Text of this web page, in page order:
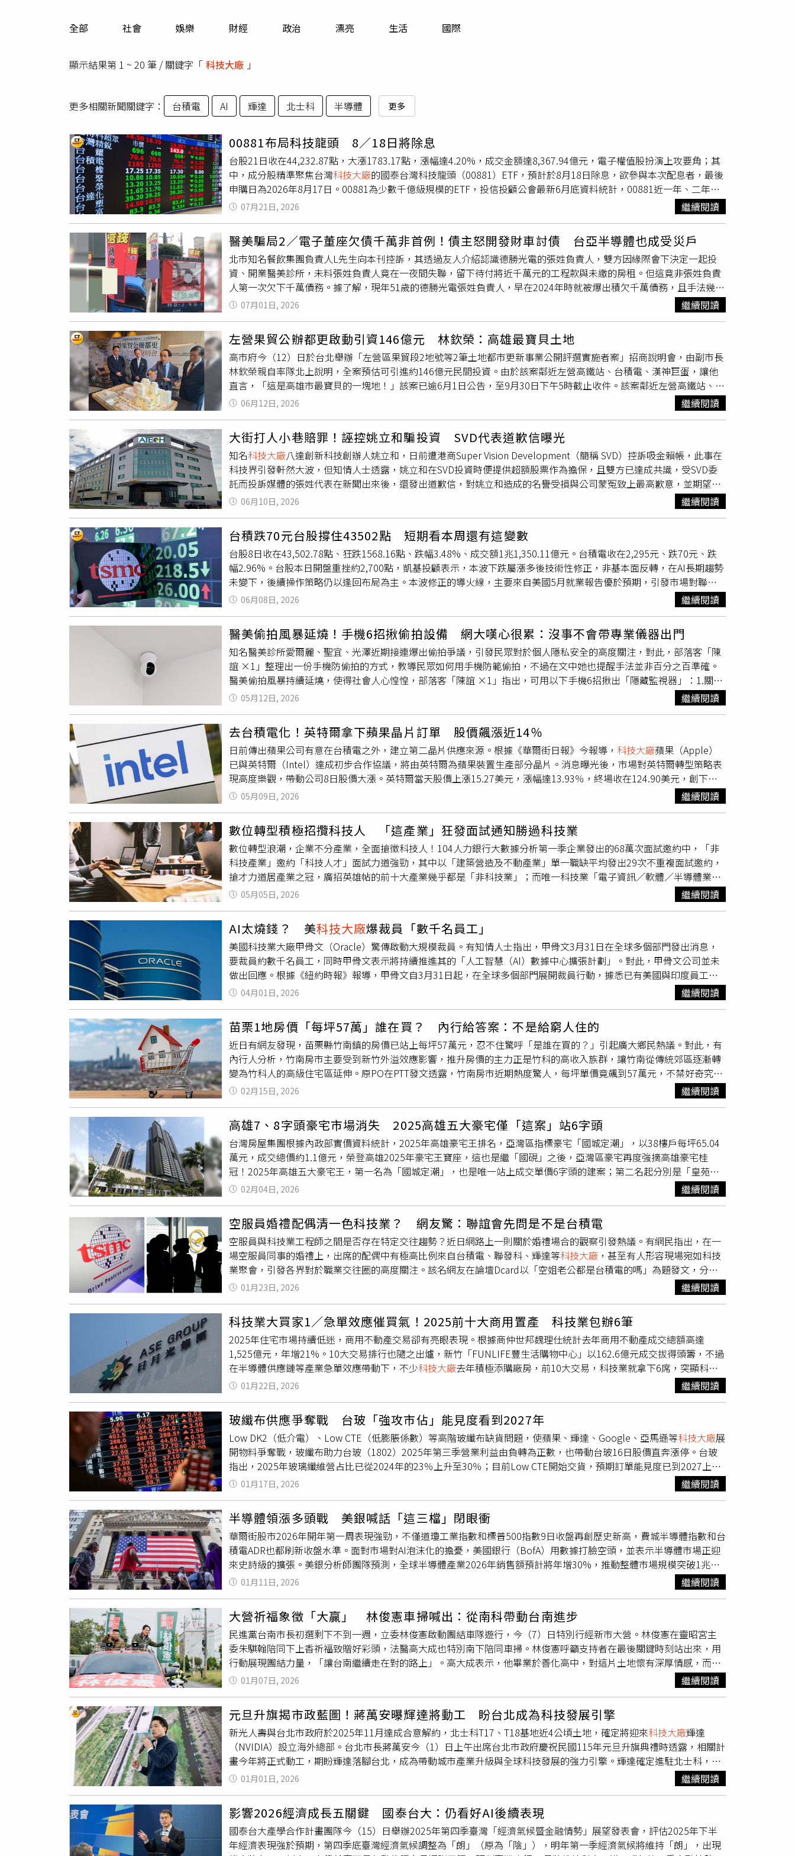
運勢
全部 社會 娛樂 財經 政治 漂亮 生活 國際
顯示結果第 1 ~ 20 筆 / 關鍵字「 科技大廠 」
更多相關新聞關鍵字： 台積電 AI 輝達 北士科 半導體 更多
00881布局科技龍頭 8／18日將除息
台股21日收在44,232.87點，大漲1783.17點，漲幅達4.20%，成交金額達8,367.94億元，電子權值股扮演上攻要角；其
中，成分股精準聚焦台灣科技大廠的國泰台灣科技龍頭（00881）ETF，預計於8月18日除息，欲參與本次配息者，最後
申購日為2026年8月17日。00881為少數千億級規模的ETF，投信投顧公會最新6月底資料統計，00881近一年、二年報
酬率分別為154.35%、154.17%，近三年為310.84%、近五年331.09%，展現長期投資實力。國泰投信表示，近期台股
波動持續放大，在AI產業趨勢不變下，建議可採取分批布局或定期定額策略，參與台股科技成長。國泰基金經理人蘇鼎
宇表示，近期台積電法說會二度上修全年資本支出至600億至640億美元，並宣布加碼投資美國亞利桑那州廠，反映全球
AI需求仍具結構性成長動能。以00881為例，基金聚焦台灣AI科技核心供應鏈，截止昨日（7/20）基金前五大持股分別
為台積電、聯發科、台達電、鴻海及聯電等科技龍頭，其中台積電占比42.2%、聯發科占比9.03%，兩者合計約51%。
00881共有30檔成分股，範疇完整涵蓋AI全鏈，從半導體先進製程、IC設計及AI伺服器都有相關，可望受惠全球AI基礎建
設及終端應用持續擴展帶來的長線商機。
07月21日, 2026 繼續閱讀
醫美騙局2／電子董座欠債千萬非首例！債主怒開發財車討債 台亞半導體也成受災戶
北市知名餐飲集團負責人L先生向本刊控訴，其透過友人介紹認識德勝光電的張姓負責人，雙方因緣際會下決定一起投
資、開業醫美診所，未料張姓負責人竟在一夜間失聯，留下待付將近千萬元的工程款與未繳的房租。但這竟非張姓負責
人第一次欠下千萬債務。據了解，現年51歲的德勝光電張姓負責人，早在2024年時就被爆出積欠千萬債務，且手法幾乎
雷同。張姓負責人與其副總張姓男子，2人以周轉不靈等藉口四處借錢，並打著德勝光電為上市公司，擁有股票等名
義，讓被害人安心借錢，事後還會開出支票以博取對方信任，孰料後續卻全部跳票。張姓董座欠下千萬債務後，有受害
人疑似雇人前往其工廠附近到處發放傳單。（圖／翻攝自臉書全台欠錢騙吃拐干黑名單）2024年間，被害人拿著被跳票
的支票怒向張姓負責人追討，但張男卻遲遲不出面，讓被害人氣得前往德勝光電發送「尋人傳單」，更將張姓負責人與
張姓副總的臉大圖輸出，製成海報貼在發財車上，配合大聲公前往其公司不斷宣傳，就是想讓張姓負責人與張姓副總出
面協商。債主憤怒表示，當初就是看在德勝光電為上市公司，財力穩定，才會放心借款300萬元給張姓負責人，雙方約
定1年後還清款項，如今對方卻拒絕出面也拒絕還債，還有被害人借款600萬元、1000萬元等款項給德勝光電，如今卻都
討不回來，只能怒持本票向法院聲請強制執行。臉書社團「全台欠錢騙吃拐干黑名單」上更到處可見憤怒的債主怒貼出
張姓負責人的照片與身分證等相關訊息，要張姓負責人「不要再躲了」、「新年最後一天，祝你明天生意還是失敗」、
「出門要注意，千萬要保重身體，不然大家都沒辦法跟你要債了，希望你要活久一點，身體健康！」。張姓董座不僅欠
下千萬債務，其也曾向台亞半導體下單訂購晶片，事後卻拒絕收貨、繳納貨款，讓台亞因此成為受災戶之一。（圖／翻
攝自Google Maps）而事後查詢德勝光電也可以發現，德勝光電2022年間向知名科技大廠台亞半導體採購，德勝以280
元價格向台亞購買4萬餘個晶片，並將晶片封裝加工於其所提供的特殊規格基板，後續陸續交貨7500餘個後，台亞多次
通知德勝應給付210萬元的貨款，卻遭對方拒絕，更拒絕受領7500個已製成之產品。而德勝光電當初對外宣傳強調的
「陶瓷電路載板」，德勝擁有技術可將原本凹凸不平的陶瓷板拋光磨平，延長載板壽命。但德勝在與台亞簽約當下，承
諾將提供844個基板，以讓台亞完成產品，實際上卻僅交付172個基板後便再無下文，讓台亞因遲遲無法拿到基板，無法
對訂製晶片封裝加工完成3萬個產品，受有預期利益840萬元的重大損失。對此，台亞半導體寄發存證信函給德勝光電
後，也對德勝光電提起損害賠償訴訟，要求德勝光電給付210萬元與840萬元的款項。桃園地院審理後，2025年判處德
勝光電應給付210萬元與840萬元款項，但德勝光電卻疑似至今仍未償還所拖欠的相關款項。7月1日，自稱為張姓負責人
委任律師徐睿謙指出，觀諸通篇報導之援引論據，多僅爆料人一面之詞，且內文所牽涉「欠租」、「積欠裝潢費」等相
關主張，業經臺灣臺北地方法院114年度北簡字第9310號判決認定合法租賃關係存在。是報導內有關「張姓負責人」未
按時支付房租及積欠裝潢費用、甚至透過黑道人士上門騷擾並要求新租客搬離等指控均與事實不符。
07月01日, 2026 繼續閱讀
左營果貿公辦都更啟動引資146億元 林欽榮：高雄最寶貝土地
高市府今（12）日於台北舉辦「左營區果貿段2地號等2筆土地都市更新事業公開評選實施者案」招商說明會，由副市長
林欽榮親自率隊北上說明，全案預估可引進約146億元民間投資。由於該案鄰近左營高鐵站、台積電、漢神巨蛋，讓他
直言，「這是高雄市最寶貝的一塊地！」該案已逾6月1日公告，至9月30日下午5時截止收件。該案鄰近左營高鐵站、台
積電、漢神巨蛋，讓林欽榮直言，「這是高雄市最寶貝的一塊地！」（圖／林榮芳攝）高市府廣邀全國優質開發團隊參
與投資，今日包括台北市不動產開發公會名譽理事長陳春銅，以及新潤、太子、大陸、豐邑、豐謙等建商都派代表出
開發潛力。今年度公辦都更簽約金額已達600億元，「左營果貿都更案」如成功招商可望達800億元規模。林欽榮致詞表
示，高雄市自2022年台積電6個廠進駐後出現較明顯翻轉，至今招商引資規模達1.14兆，帶動6.3萬個就業機會，這還不
包括房市帶來的效應；而高雄2020年至今已推有24個公辦都更案，引資逾2,832億元。隨著台積電等科技大廠 陸續進駐
北高雄半導體S廊帶，高階跨域人才需求持續成長。高市府成功爭取清大、陽明交大學研機構進駐左營，設立「國家重
點領域校際研教園區」，打造全台首座國家級產學研訓基地。為配合研教園區整體發展，高市府依都市計畫法規定，將
果貿段2地號及2-9地號劃定為都市更新地區，並於6月4日發布實施。 實施者除可分回2地號精華房地外，並可適用最高
1.5倍都市更新容積獎勵，提高整體開發效益。其中，2-9地號（研教園區C基地）須興建「研教園區第二會館暨多功能活
動中心」，並於完工後將房地分回市府，且須於申報開工後3年內完成建設；2地號則須落實三級品管制度，得採分期開
發方式辦理，並於申報開工後7年內完工。此外，實施者須捐贈80席公有停車位，並將基準容積10%的獎勵容積捐贈予
高雄市都市更新基金。高市府都發局長吳文彥補充表示，該基地2004年這塊地曾經要被標售，但因在地民眾有異議，之
後就一直維持空地；直到台積電進駐後，促進左營轉型翻新，才有這次的公辦都更案。該基地非常完整，周邊生活機能
完善。林欽榮也表示，該基地可看到美國學校，高樓可看到蓮池潭、半屏山，周邊還有清大、交大，5分鐘車程可抵達
高鐵、漢神巨蛋、新光三越，全案預估可以引進146億元民間投資。他直言，「這是高雄市最寶貝的一塊地！」
06月12日, 2026 繼續閱讀
大街打人小巷賠罪！誣控姚立和騙投資 SVD代表道歉信曝光
知名科技大廠八達創新科技創辦人姚立和，日前遭港商Super Vision Development（簡稱 SVD）控訴吸金賴帳，此事在
科技界引發軒然大波，但知情人士透露，姚立和在SVD投資時便提供超額股票作為擔保，且雙方已達成共識，受SVD委
託而投訴媒體的張姓代表在新聞出來後，還發出道歉信，對姚立和造成的名譽受損與公司蒙冤致上最高歉意，並期望同
心協力拓展事業、共創佳績。據了解，姚立和多年前與高中時期的夥伴周魯合創磐石電池，開發電動車電力系統，周魯
後擔任加州AC Propulsion總裁，ACP成為八達美國關係企業，在技轉Tesla、改裝BMW MiniE以及納智捷電動車專案計
劃上都扮演重要角色。知情人士提到，姚立和2011年決定擴大電動車三電核心元件（電池、馬達、電控）的量產規模，
砸下3000萬元美元在土城擴充鋰三元及磷酸鐵鋰電芯生產設備，並於中和設立電動車馬達及電控研發中心。同時期，姚
立和在陳姓台商的介紹下認識SVD楊姓董事，楊看上姚立和的專業背景和成果，對其事業表現高度興趣，雙方商議後決
定合資進軍大陸江西贛州，SVD投入446萬美元（約1億4000萬新台幣）成立電動車馬達生產線以及整車組裝廠。但進軍
計畫因政商原因而未能順利，八達與SVD在台北協商結束合作計畫，姚立和提供八達創新300萬股股票給楊，作為轉投資
或清償的擔保品，當時八達資產超過7億美元，300萬股股票市價逾3億台幣，十多年間都相安無事，近日卻因SVD內部
高層變動，楊因故解職，現任管理層認為財務交代不清，委託在台張姓代表向媒體控訴姚吸金騙投、避不見面。SVD在
台張姓代表在道歉函中，強調對姚立和成名譽損失與公司蒙冤致最高歉意，並盼能同心協力拓展事業共創佳績。（圖／
翻攝畫面）「姚董事長電話二十多年沒換過，而且公司就在那，怎麼可能神隱。」知情人士氣憤表示，姚立和在新聞發
布前一天接到張的電話，兩人當日便見面並達成共識，沒想到隔天就出現報導，連一向乾淨「不沾鍋」的前立委、姚立
和胞弟姚立明都被拉下水。眼見事情越演越烈，張姓代表連連向姚立和致歉，並發出道歉信，強調他與當年此案SVD公
司代表人楊董事求證後，得知報導內容並未詳盡說明雙方合資過程始末，部分內容確實與事實不符有所偏差，「因而對
長年奮鬥不懈創新高科技為台灣爭光值得尊敬的姚立和董事長造成名譽損失與公司蒙冤，特此致最高歉意。」張姓代表
在道歉信中強調，後續將誠摯著手進行當年雙方各自付出的努力再度達成協議，實現SVD成為八達公司的正式股東，同
心協力拓展事業共創佳績，化干戈為玉帛達成雙贏。知情人士表示，新聞出來後，科技圈議論紛紛，都不相信一向有口
揭碑的姚立和會做出這種事，且八達近年發展良好，版圖擴展到無人機動力模組、機器人關節與Al Server BBU，副董事
長黃光彩的AI 晶片的「石墨烯鑽石薄膜三維散熱」研發也已實驗成功，吸引高科技龍頭注意，八達也正與上市公司商議
合併，預計明年有望上市，希望還姚立和一個遲來的清白與公道。
06月10日, 2026 繼續閱讀
台積跌70元台股撐住43502點 短期看本周還有這變數
台股8日收在43,502.78點、狂跌1568.16點、跌幅3.48%、成交額1兆1,350.11億元。台積電收在2,295元、跌70元、跌
幅2.96%。台股本日開盤重挫約2,700點，凱基投顧表示，本波下跌屬漲多後技術性修正，非基本面反轉，在AI長期趨勢
未變下，後續操作策略仍以逢回布局為主。本波修正的導火線，主要來自美國5月就業報告優於預期，引發市場對聯準
會可能轉向偏緊政策的擔憂，進而壓抑高估值的AI相關族群表現。因此，後續市場波動仍將高度連動於Fed政策路徑，
特別是通膨數據與利率決策。凡是提高升息或延後降息預期的數據公布，皆可能加劇市場震盪。凱基投顧分析，短期關
要關鍵。後續市場將逐步進入基本面驗證期，建議關注7月起陸續展開的科技大廠法說會及訂單展望，將成為檢視AI需求
延續性的關鍵時刻。在AI長期趨勢未變的前提下，凱基投顧認為本次修正不改中期多頭格局，震盪整理後仍可望回歸原
有上升軌道。
06月08日, 2026 繼續閱讀
醫美偷拍風暴延燒！手機6招揪偷拍設備 網大嘆心很累：沒事不會帶專業儀器出門
知名醫美診所愛爾麗、聖宜、光澤近期接連爆出偷拍爭議，引發民眾對於個人隱私安全的高度關注，對此，部落客「陳
誼 ×1」整理出一份手機防偷拍的方式，教導民眾如何用手機防範偷拍，不過在文中她也提醒手法並非百分之百準確。
醫美偷拍風暴持續延燒，使得社會人心惶惶，部落客「陳誼 ×1」指出，可用以下手機6招揪出「隱藏監視器」：1.關燈
用手機鏡頭找紅外線2.用手電筒照，找鏡頭反光3.檢查Wi-Fi裝置4.注意不合理位置5.鏡子檢查（雙面鏡）6.手機訊號異常
也能觀察用手機查看是否有隱藏式監視器。（圖／@x1x1chenyi授權引用，以下同）此外，如真的懷疑有偷拍，也要記
得先拍照存證、不要拔電、記錄位置、通知飯店／房東、必要時報警等5步驟，她提到手機可以提高發現機率，但沒辦
法100％保證找得到偷拍或隱藏式攝影機。該貼文也有做工程10年的網友分享，在
驗中，沒看過煙霧偵測器裝角落或牆壁，它與灑水頭是平均分佈，「角落絕對是監視器與拍攝用途優先。」目前該文章
已有56萬次瀏覽並被熱議轉傳，網友紛紛直言太可怕，大嘆偷拍讓人心很累且防不勝防，重點是沒有人沒事身上會帶反
偷拍的專業儀器出門。用手機查看是否有隱藏式監視器。（圖／@x1x1chenyi授權引用，以下同）
05月12日, 2026 繼續閱讀
去台積電化！英特爾拿下蘋果晶片訂單 股價飆漲近14％
日前傳出蘋果公司有意在台積電之外，建立第二晶片供應來源。根據《華爾街日報》今報導， 科技大廠蘋果（Apple）
已與英特爾（Intel）達成初步合作協議，將由英特爾為蘋果裝置生產部分晶片。消息曝光後，市場對英特爾轉型策略表
現高度樂觀，帶動公司8日股價大漲。英特爾當天股價上漲15.27美元，漲幅達13.93％，終場收在124.90美元，創下歷
史新高。外界普遍認為，若英特爾成功取得蘋果長期訂單，將有助提升其晶片代工業務競爭力，並進一步強化市場信
心。事實上，英特爾近年積極推動晶片代工與AI布局，先前已與特斯拉（Tesla）執行長馬斯克（Elon Musk）旗下企業
展開合作，包括特斯拉與太空探索公司SpaceX。根據相關消息，英特爾正參與開發支援人工智慧與機器人技術的處理器
晶片，並藉由Terafab代工計畫擴大業務版圖。如今再傳出與蘋果接觸合作，也被市場視為英特爾推動轉型的重要里程
碑。分析指出，若能獲得蘋果部分晶片訂單，不僅有助提升產線利用率，也代表其製程技術已逐漸獲得高階消費電子產
品客戶認可。對此，目前2公司尚未回應。此外，外界也注意到，蘋果近年持續推動供應鏈分散化策略。除了英特爾之
外，先前也曾傳出蘋果與南韓三星電子（Samsung Electronics）接觸，評估未來晶片代工合作可能性。此舉被認為是為
了降低對單一供應商依賴，同時提升整體供應鏈彈性與議價能力。
05月09日, 2026 繼續閱讀
數位轉型積極招攬科技人 「這產業」狂發面試通知勝過科技業
數位轉型浪潮，企業不分產業，全面搶徵科技人！104人力銀行大數據分析第一季企業發出的68萬次面試邀約中，「非
科技產業」邀約「科技人才」面試力道強勁，其中以「建築營造及不動產業」單一職缺平均發出29次不重複面試邀約，
搶才力道居產業之冠，廣招英雄帖的前十大產業幾乎都是「非科技業」；而唯一科技業「電子資訊／軟體／半導體業」
僅排名第9。104人力銀行透過大數據資料庫分析科技職缺與科技人才供需關係。針對第一季共1.5萬家徵才企業開出6大
類(工程研發、行銷、專案/產品管理、設計、軟體/工程、MIS/網管)共4萬筆科技職缺，觀察企業發出68萬次面試邀約給
試邀約、次數最多。104人力銀行分眾服務事業部資深經理楊鎧維分析，近年建築營造不動產積極發展大數據房價預
測、AR線上看房等技術，愈缺工或愈科技轉型的產業，愈必須主動出擊邀約優秀科技人才；其次是「大眾傳播業」
26.08次、「文教相關業」24.69次，也因為進入系統自動化轉型期，同樣需要地毯式邀約尋覓科技人才。相較於非科技
產業的招募焦慮，「電子資訊/軟體/半導體相關業」因產業本身即對科技人才具有自然的磁吸效應，單一科技職缺平均
發出15.36次不重複面試邀約，僅排名第9，為前十名中少數的科技產業。另外，「零售業」18.26次、「批發業」18.24
科技大廠相較的
限制下，仍需維持一定的邀約力道。透過大數據資料庫分析，希望從事6大科技職務的求職者，以工作經驗3到7年的科
技人才最搶手！第一季招募6大職缺的「科技業」平均發出4.78個面試邀約，「非科技業」平均發出5.19個面試邀約，雙
雙居各年資之冠；其次是1至3年工作經驗的初階人才，獲「科技業」4.33個、獲「非科技業」4.44個面試邀約，顯示企
業推動科技轉型的過程仍相對倚重有一定技術背景與溝通經驗的中堅力量，搭配具備潛力的新鮮即戰力。
05月05日, 2026 繼續閱讀
AI太燒錢？ 美科技大廠爆裁員「數千名員工」
美國科技業大廠甲骨文（Oracle）驚傳啟動大規模裁員。有知情人士指出，甲骨文3月31日在全球多個部門發出消息，
要裁員約數千名員工，同時甲骨文表示將持續推進其的「人工智慧（AI）數據中心擴張計劃」。對此，甲骨文公司並未
做出回應。根據《紐約時報》報導，甲骨文自3月31日起，在全球多個部門展開裁員行動，據悉已有美國與印度員工收
到通知。有甲骨文員工在Reddit平台發文表示，清晨收到公司高層寄發的電子郵件，被告知當天就是最後工作日，信件
中提到為配合業務需求調整，部分職位被取消，該貼文也吸引不少甲骨文員工在底下討論。甲骨文清晨6點收到裁員通
知。（圖／翻攝自Reddit／@CosmicRays0311）據了解，甲骨文正持續投入巨資發展AI基礎建設，今年2月公司才宣布
計劃籌集500億美元的資金，用於發展人工智慧基礎設施業務。截至2025年5月，甲骨文擁有約16.2萬名全職員工，目前
甲骨文尚未公布實際裁員人數，但有內部消息指出，裁員人數已達數千人，此次裁員也被認為是公司為了發展AI設施，
而做出的人力優化措施。對此，公司並未發表相關回應。
04月01日, 2026 繼續閱讀
苗栗1地房價「每坪57萬」誰在買？ 內行給答案：不是給窮人住的
近日有網友發現，苗栗縣竹南鎮的房價已站上每坪57萬元，忍不住驚呼「是誰在買的？」引起廣大鄉民熱議。對此，有
內行人分析，竹南房市主要受到新竹外溢效應影響，推升房價的主力正是竹科的高收入族群，讓竹南從傳統郊區逐漸轉
變為竹科人的高級住宅區延伸。原PO在PTT發文透露，竹南房市近期熱度驚人，每坪單價竟飆到57萬元，不禁好奇究竟
是哪些客群願意出手購屋。話題掀起討論，內行人指出，竹南緊鄰竹科，又擁有台積電先進封裝廠，加上竹北房價早已
高不可攀，竹南房價對特定族群而言「相對便宜」，且環境不如新竹市中心擁擠，成為不少科技人的購屋首選。此外，
不少鄉民友留言指出，「問就是竹科，不是給窮人住的，你不用擔心」、「竹南聯發科員工多的是錢」、「旁邊就台積
電封裝廠，這價格太便宜了吧」；甚至有人打趣地說，「現在大埔有TSMC神殿，是給工程師買的」。另有竹科人透露，
自己工作年資3至5年，「很多竹北、新竹買不起的人，都買到頭份了」。事實上，竹南與頭份房市受惠於竹南科學園區
與台積電封測廠的進駐，地理優勢與新竹生活圈高度重疊，加上聯發科等科技大廠 員工購買力強，使得房價在短短幾年
間快速攀升。儘管對傳統苗栗在地人而言，5字頭的房價仍顯不可思議，但隨著高收入科技族群湧入，竹南已逐漸從傳
統郊區轉型為竹科人的高級住宅區延伸。
02月15日, 2026 繼續閱讀
高雄7、8字頭豪宅市場消失 2025高雄五大豪宅僅「這案」站6字頭
台灣房屋集團根據內政部實價資料統計，2025年高雄豪宅王排名，亞灣區指標豪宅「國城定潮」，以38樓戶每坪65.04
萬元，成交總價約1.1億元，榮登高雄2025年豪宅王寶座，這也是繼「國硯」之後，亞灣區豪宅再度強摘高雄豪宅桂
冠！2025年高雄五大豪宅王，第一名為「國城定潮」，也是唯一站上成交單價6字頭的建案；第二名起分別是「皇苑御
之苑」「遠雄THE ONE」「皇苑國際館」「雄崗信義美術館」，單價分別皆有5字頭。其中，五大豪宅中「國城定潮」
及「遠雄THE ONE」皆為近年亞灣區新興豪宅代表作。台灣房屋亞洲新灣區加盟店店東劉沛緹表示，亞灣區為高雄近年
主力發展計畫，區段具備獨特且難以複製的港灣景色與國際產業聚落優勢，近年包括輝達、鴻海、超微等
洲金融資產管理中心相繼布局，帶動高階科技就業人口與產業發展前景，吸引高資產族群積極卡位。此外，區內坐落多
家國際級酒店，高端生活圈逐步成形，進一步推升高端置產需求，讓亞灣區成為高雄豪宅市場的新聚落。而榮登高雄豪
宅王的「國城定潮」，規劃41層樓大坪數格局，從建築外觀、公共空間、庭園景觀、營建管理到燈光設計，皆邀集國際
知名團隊操刀，並創業界先例，引進米其林星級餐廳，除地段紅利與景觀優勢外，品牌建商出品及產品稀有性，對高資
產客群而言更具吸引力，也成為創價關鍵。進一步觀察，2025年五大豪宅成交單價表現，僅「國城定潮」為年度唯一穩
守6字頭的豪宅社區，其餘包括「皇苑御之苑」「遠雄THE ONE」及TWICE周子瑜曾入手的「雄崗信義美術館」等指標
豪宅，年度最高單價均落在5字頭，且皆未突破社區歷史新高，整體成交單價走勢收斂。台灣房屋集團趨勢中心經理李
家妮表示，2023~2024年，高雄豪宅交易屢屢刷新房價天花板，美術館預售豪宅「御皇苑」頂樓戶，更於2024年以每坪
84.72萬元，正式寫下高雄房價新紀元，相較於前兩年的精彩程度，2025年豪宅市場氛圍明顯轉趨保守。且去年全年度
總價超過4000萬元以上的「預售交易」，除了1筆店面外，其餘住宅戶均掛零，為近5年來首見。李家妮指出，2025年
全台房市迎來景氣寒冬，在多波信用管制影響下，高總價住宅貸款成數已下修至3成，且無寬限期，相當自備款比例高
達7成，加上2025年受地緣政治、關稅風波等影響，雖然多數企業主及高端客具備購屋資金實力，但考量財務運用彈
性、通膨風險及整體景氣不確定性，進場態度轉為觀望，高雄豪宅市場以往就相較中北部去化慢，在市場轉冷之際，高
端客對資產重新配置的決策也更趨謹慎。此外，李家妮也表示，前兩年因高雄豪宅買氣熱絡，部分指標預售案已完成一
波去化，市場可售物件相對減少，加上近期豪宅推案量明顯放緩，面臨供給收斂、限貸令管制及資金彈性下降「三箭齊
射」，也使得豪宅成交動能，呈現價量盤整格局。
02月04日, 2026 繼續閱讀
空服員婚禮配偶清一色科技業？ 網友驚：聯誼會先問是不是台積電
空服員與科技業工程師之間是否存在特定交往趨勢？近日網路上一則關於婚禮場合的觀察引發熱議。有網民指出，在一
場空服員同事的婚禮上，出席的配偶中有極高比例來自台積電、聯發科、輝達等科技大廠 ，甚至有人形容現場宛如科技
業聚會，引發各界對於職業交往圈的高度關注。該名網友在論壇Dcard以「空姐老公都是台積電的嗎」為題發文，分享
參加妻子同事婚禮時的觀察。他表示，在自我介紹過程中發現，多數空服員的配偶皆來自科技產業，且手上配戴勞力士
手錶者居多，形象與談吐頗為一致，給人一種固定模式的感受。發文者自稱也在科技業任職，與妻子從學生時期交往至
今。他透露，婚禮當天詢問妻子後得知，多數空服員的另一半來自聯誼認識，有些人甚至在參與前就設定對象條件，要
求對方須任職於特定公司，例如台積電等指標性企業。此一觀察引起網友兩極反應。有支持者指出，空服員的形象要求
與科技業職涯條件具互補性，聯誼認識屬合理發展；亦有人表示，「空姐老公是工程師」的印象並非偶然，確實身邊有
不少類似例子。但也有反對者質疑真實性，留言表示：「幻想文吧，我老公同事沒人戴勞力士，倒是每代iPhone都更新
得很快。」另有網友補充，科技業男性生活圈狹窄，參與聯誼情形普遍，與空服員認識的機率相對提高，但是否代表
「空姐偏好工程師」則仍無實證佐證。儘管該篇貼文為個人經驗分享，其引發的廣泛回應顯示，職業間的交友或婚配模
01月23日, 2026 繼續閱讀
科技業大買家1／急單效應催買氣！2025前十大商用置產 科技業包辦6筆
2025年住宅市場持續低迷，商用不動產交易卻有亮眼表現。根據商仲世邦魏理仕統計去年商用不動產成交總額高達
1,525億元，年增21%。10大交易排行也隨之出爐，新竹「FUNLIFE豐生活購物中心」以162.6億元成交拔得頭籌，不過
在半導體供應鏈等產業急單效應帶動下，不少科技大廠去年積極添購廠房，前10大交易，科技業就拿下6席，突顯科技
業已成為商用不動產市場最大驅動力。據世邦魏理仕最新統計，2025年排名前10大交易金額的商用不動產，新竹「風采
520」低樓層商場，以162.6億元成交奪得冠軍。去年最大筆的商用不動產交易為豐邑集團「FUNLIFE豐生活購物中
團在竹北的大型開發案，地下1樓至地上6樓的商場層樓地板面積將近1.6萬坪，將規劃「FUNLIFE豐生活購物中心」，
同時也是豐邑集團首度跨足百貨業，因此於去年3月進行內部資產移轉，由建設移轉給百貨。對此，豐邑集團表示，
「FUNLIFE豐生活購物中心」將有200個品牌進駐，年度營業額目標為40億元；預計今年底開幕，目前已陸續招商中。
而第二名則為陽明海運斥資112.2億元買下南港「華固中央置地」。陽明海運原位於基隆七堵的總部大樓，因老舊屋齡、
漏水嚴重，且業務擴張導致空間不足，2021年陽明獲利大好，就曾公告辦公大樓購置徵求案，打算把總部遷回台北市。
這個目標終於達成，去年10月陽明海運買斷華固位於北市南港所建全新商辦，樓地板面積1萬多坪，作為第二辦公室使
用，預計今年可啟用，該成交也是近年少見的百億級辦公室交易。第三名是樂富一號REITs以77.5億元買下桃園「台茂購
物中心部分樓層」。REITs不動產投資信託，是一種讓投資人不用買房，也能參與不動產收益的金融商品，投資人購買
受益證券，收益來源為基金持有的不動產租金與營運收入。樂富一號原持有台茂購物中心50%產權，自2018年起參與管
理營運，7年來，台茂營業額從60億元成長到超過72億元；看好其收益穩定，去年追募拿下剩餘50%所有權，原訂30天
的申購期，只用了短短9天，65億元就被投資人全數認購，未來擁有完整產權後，不論是商場改裝、招商或營運決策都
將更快速，資產價值也跟著提升。值得注意的是，2025年排名前10大商用不動產交易案中，科技業添購廠房和廠辦就囊
括達6筆之多。根據世邦魏理仕估算，科技製造業（主要是半導體、電腦設備及電子業）成交金額，就占2025商用不動
產總量的39%，成為商用不動產中最大買家。泰豐輪胎觀音廠早在3年前已「永久關廠停產」，去年7月，台達電以69.5
億元買下，將用於擴充氫能、儲能及資料中心等新事業的產能與研發佈局。（圖／報系資料庫）像是第四名，台達電以
69.5億元買下桃園科技工業區「泰豐輪胎觀音廠」；第五名，力成科技斥資69億元買下新竹科學園區「友達L3C廠」。
此外，日月光半導體則連續出手，分別以65億元買下高雄南部科學園區「穩懋路竹廠」，以及以42.3億元買下中壢第二
園區與宏璟建設合建開發建廠的72.15%產權，以擴充先進封裝產能。不光如此，日月光集團旗下環鴻科技，也於去年8
月以11.5億元買下三豐醫療器材在台中廠房。去年，光是日月光集團就砸了至少118.8億元在購置商用不動產上。另外，
前10大交易榜上有名的還有，和碩以56.4億元買下「宏達電龜山廠」；融聯以55.9億元買下「華映陽梅廠」等。在AI伺
服器與半導體暢旺下，科技業為2025年出口表現最亮眼產業，帶動GDP飆升7%以上，推估2026年熱潮不散場，科技業
擴廠需求將持續推進經濟動能與商用不動產市場。
01月22日, 2026 繼續閱讀
玻纖布供應爭奪戰 台玻「強攻市佔」能見度看到2027年
Low DK2（低介電）、Low CTE（低膨脹係數）等高階玻纖布缺貨問題，使蘋果、輝達、Google、亞馬遜等科技大廠展
開物料爭奪戰，玻纖布助力台玻（1802）2025年第三季營業利益由負轉為正數，也帶動台玻16日股價直奔漲停。台玻
指出，2025年玻璃纖維營占比已從2024年的23％上升至30％；目前Low CTE開始交貨，預期訂單能見度已到2027上半
年，今年隨新產能陸續開出，高階玻纖布供貨可望年增40至50％。台玻目前在玻璃纖維事業有兩個產品，一個是複合材
料用的玻璃纖維，另一個就是市場矚目的電子級玻璃纖維布，從筆記型電腦到手機、iPad平板，到5G伺服器和AI伺服器
料缺、簽長約」高壓態勢。日本百年大廠日東紡（Nittobo）因壟斷了全球九成以上的高階「玻纖布」，雖然台玻已在
2025 年初取得初步突破，但量產規模短期內仍難以撼動日東紡的地位。供應台灣的CCL大廠如台光電（2383）、聯茂
（6213）、台燿（6274）等與日東紡有長期合作，其供貨穩定度也將直接決定這些PCB廠在2026年營收表現。
01月17日, 2026 繼續閱讀
半導體領漲多頭戰 美銀喊話「這三檔」閉眼衝
華爾街股市2026年開年第一周表現強勁，不僅道瓊工業指數和標普500指數9日收盤再創歷史新高，費城半導體指數和台
積電ADR也都刷新收盤水準。面對市場對AI泡沫化的擔憂，美國銀行（BofA）用數據打臉空頭，並表示半導體市場正迎
來史詩級的擴張。美銀分析師團隊預測，全球半導體產業2026年銷售額預計將年增30%，推動整體市場規模突破1兆美
元里程碑。報告強調，這絕非普通的漸進式增長，而是全球算力的翻轉。美銀看好AI相關半導體、記憶體與設備股，直
言目前僅處於「十年變革的中點」，未來的成長空間巨大。2025年第三季度，微軟、亞馬遜、Alphabet和Meta四大巨
而是未來數年都必須投入資料中心的基礎建設。在美銀七大潛力股前三大，輝達（NVIDA）毫無懸念位居榜首，目標價
上看275美元。博通被視為第二首選，目標價450美元。博通壟斷了約70%的客製化AI晶片（ASIC）市場，並已成為
Google、Meta的主要供應商。超微（AMD）則成功卡位「第二供應商」的關鍵角色，隨著MI400即將問世，AMD將成
為輝達以外最具價格競爭力的替代方案。最後關於消息面上，美國聯準會官員公開談話指出，若經濟數據配合，年內不
排除進一步加大降息幅度，市場解讀資金環境將持續寬鬆，對風險性資產形成支撐。再加上CES 2026揭開算力序幕，多
01月11日, 2026 繼續閱讀
大營祈福象徵「大贏」 林俊憲車掃喊出：從南科帶動台南進步
民進黨台南市長初選剩下不到一週，立委林俊憲啟動團結車隊遊行，今（7）日特別行經新市大營。林俊憲在靈昭宮主
委朱騏翰陪同下上香祈福致贈好彩頭，法醫高大成也特別南下陪同車掃。林俊憲呼籲支持者在最後關鍵時刻站出來，用
行動展現團結力量，「讓台南繼續走在對的路上」。高大成表示，他畢業於善化高中，對這片土地懷有深厚情感，而身
為醫師，他在仔細閱讀林俊憲的政見後深感認同，尤其是「老人免費施打帶狀疱疹（皮蛇）疫苗」及「孕婦免費施打
RSV 疫苗」等政策主張，讓他深刻感受到林俊憲是一位真正理解民眾需求、重視公共衛生，且兼具親民與專業的政治人
物。林俊憲指出，「大營」台語諧音象徵「大贏」，別具吉祥意涵，選擇到大營靈昭宮參拜，就是希望台南可以大贏，
而新市大營旁的台南科學園區，是當初民進黨籍縣長陳唐山首次執政台南所爭取到的重要建設，後來總統賴清德爭取到
台積電等科技大廠進駐，創造就業機會，帶動人口回流，如今的南科區儼然成為台南進步的關鍵力量。林俊憲說，近期
多位綠營政治明星力挺他，包括前台南縣長陳唐山、前行政院場蘇貞昌、立法委員蔡其昌等人，而目前內參民調支持度
持續成長，純綠營支持度中更持續領先，距離民調初選投票僅剩不到一週時間，團隊將持續以最踏實的方式走入地方、
爭取市民認同，讓支持力量在最後階段全面匯聚。林俊憲強調，台南是民主聖地，更是總統賴清德的重要本命區，唯有
以團結為前提、以政策為核心，才能守住台南，自己也將努力落實基層對改革與延續進步路線的期待，贏回市民對民進
黨執政的最大信任。
01月07日, 2026 繼續閱讀
元旦升旗揭市政藍圖！蔣萬安曝輝達將動工 盼台北成為科技發展引擎
新光人壽與台北市政府於2025年11月達成合意解約，北士科T17、T18基地近4公頃土地，確定將迎來科技大廠輝達
（NVIDIA）設立海外總部。台北市長蔣萬安今（1）日上午出席台北市政府慶祝民國115年元旦升旗典禮時透露，相關計
畫今年將正式動工，期盼輝達落腳台北，成為帶動城市產業升級與全球科技發展的強力引擎。輝達確定進駐北士科，台
北市政府與新光人壽達成合意解約，以約44億元終止地上權契約，為海外總部設置掃除最後障礙。該基地原由新光人壽
取得地上權，經中央與地方協調後，最終促成輝達落腳台北。蔣萬安今日在元旦談話中宣布即將於2026年陸續上路的市
將進一步擴大至國中學生，照顧更多學童營養需求。此外，第二運動中心與特色運動館也將陸續完工啟用，提供市民更
完善的運動空間。蔣萬安也提及，全球AI龍頭輝達正式選擇台北，預計今年完成簽約動工，讓台北成為帶動全球科技發
展的強力引擎。最後，蔣萬安向市民送上祝福，表示透過升旗典禮與元旦路跑迎接新的一年，是展開嶄新開始的最佳方
01月01日, 2026 繼續閱讀
影響2026經濟成長五關鍵 國泰台大：仍看好AI後續表現
國泰台大產學合作計畫團隊今（15）日舉辦2025年第四季臺灣「經濟氣候暨金融情勢」展望發表會，評估2025年下半
年經濟表現強於預期，第四季底臺灣經濟氣候調整為「朗」（原為「陰」），明年第一季經濟氣候將維持「朗」，出現